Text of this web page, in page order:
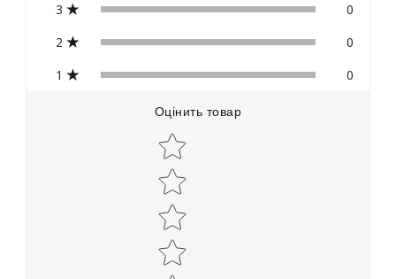
3
0
2
0
1
0
Оцінить товар
Star rating